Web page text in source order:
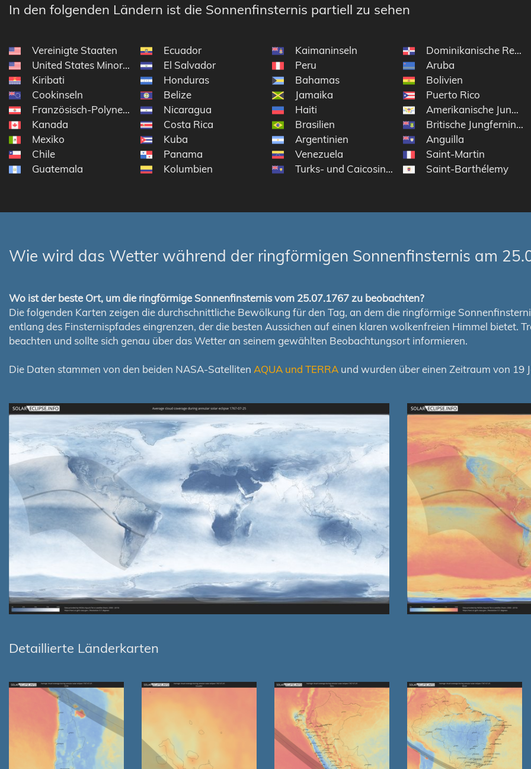
In den folgenden Ländern ist die Sonnenfinsternis partiell zu sehen
Vereinigte Staaten
United States Minor Outlying Islands
Kiribati
Cookinseln
Französisch-Polynesien
Kanada
Mexiko
Chile
Guatemala
Ecuador
El Salvador
Honduras
Belize
Nicaragua
Costa Rica
Kuba
Panama
Kolumbien
Kaimaninseln
Peru
Bahamas
Jamaika
Haiti
Brasilien
Argentinien
Venezuela
Turks- und Caicosinseln
Dominikanische
Aruba
Bolivien
Puerto Rico
Amerikanische
Britische
Anguilla
Saint-Martin
Saint-Barthélemy
Wie wird das Wetter während der ringförmigen Sonnenfinsternis am
Wo ist der beste Ort, um die ringförmige Sonnenfinsternis vom 25.07.1767 zu beobachten?
Die folgenden Karten zeigen die durchschnittliche Bewölkung für den Tag, an dem die ringförmige
entlang des Finsternispfades eingrenzen, der die besten Aussichen auf einen klaren wolkenfreien Himmel bietet.
beachten und sollte sich genau über das Wetter an seinem gewählten Beobachtungsort informieren.
Die Daten stammen von den beiden NASA-Satelliten AQUA und TERRA und wurden über einen Zeitraum von 19
Detaillierte Länderkarten